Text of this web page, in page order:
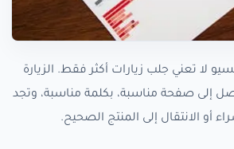
لا تعني جلب زيارات أكثر فقط. الزيارة
إلى صفحة مناسبة، بكلمة مناسبة، وتجد
أو الانتقال إلى المنتج الصحيح.